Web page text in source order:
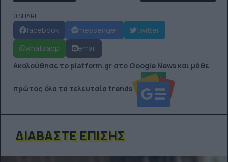
0 SHARE
facebook messenger
twitter
whatsapp
email
Ακολούθησε το platform.gr στο Google News και μάθε
πρώτος όλα τα τελευταία trends
ΔΙΑΒΆΣΤΕ ΕΠΊΣΗΣ